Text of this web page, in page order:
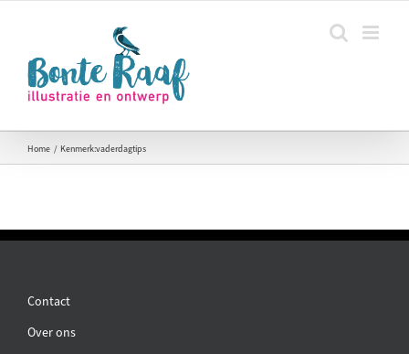
Home Kenmerk:vaderdagtips
Contact
Over ons